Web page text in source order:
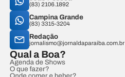
(83) 2106.1892
Campina Grande
(83) 3315-3204
Redação
jornalismo@jornaldaparaiba.com.br
Qual a Boa?
Agenda de Shows
O que fazer?